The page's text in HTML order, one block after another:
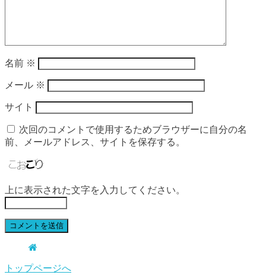
名前 ※
メール ※
サイト
次回のコメントで使用するためブラウザーに自分の名
前、メールアドレス、サイトを保存する。
上に表示された文字を入力してください。
トップページへ